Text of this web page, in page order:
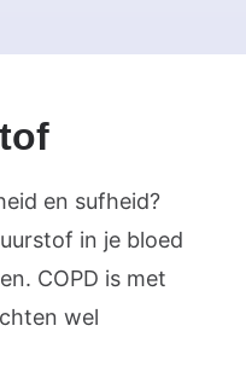
en sufheid?
in je bloed
COPD is met
wel